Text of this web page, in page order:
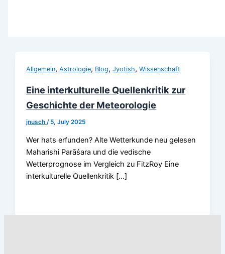
Allgemein,Astrologie, Blog,Jyotish,Wissenschaft
Eine interkulturelle Quellenkritik zur
Geschichte der Meteorologie
jnusch/ 5, July 2025
Wer hats erfunden? Alte Wetterkunde neu gelesen
Maharishi Parāśara und die vedische
Wetterprognose im Vergleich zu FitzRoy Eine
interkulturelle Quellenkritik […]